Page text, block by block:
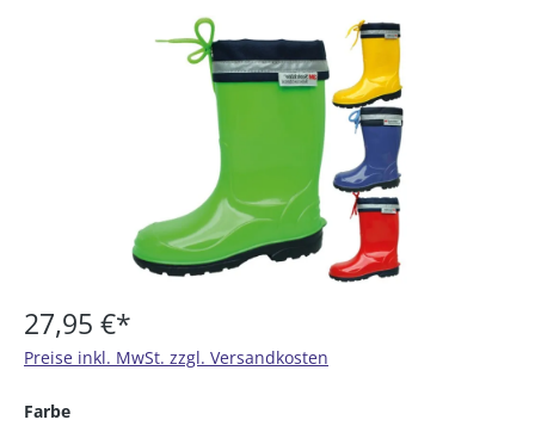
Bildergalerie überspringen
27,95 €*
Preise inkl. MwSt. zzgl. Versandkosten
Farbeauswählen